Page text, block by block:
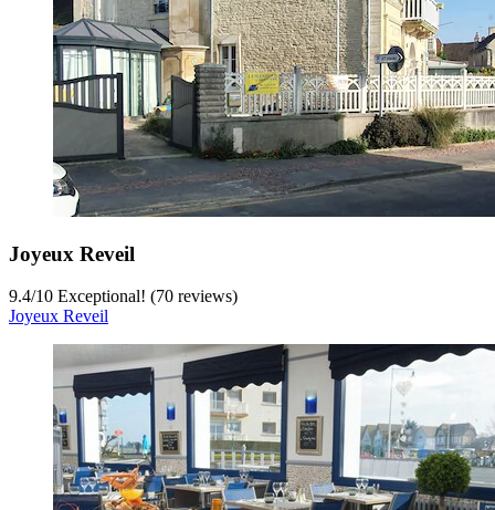
Joyeux Reveil
9.4/10 Exceptional! (70 reviews)
Joyeux Reveil